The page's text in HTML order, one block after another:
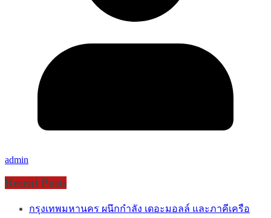
admin
Recent Posts
กรุงเทพมหานคร ผนึกกำลัง เดอะมอลล์ และภาคีเครือ